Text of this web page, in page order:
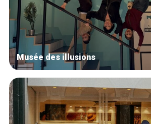
Musée des illusions